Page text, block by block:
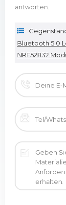
antworten.
Bluetooth 5.0
NRF52832